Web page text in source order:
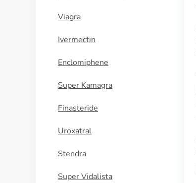
Viagra
Ivermectin
Enclomiphene
Super Kamagra
Finasteride
Uroxatral
Stendra
Super Vidalista